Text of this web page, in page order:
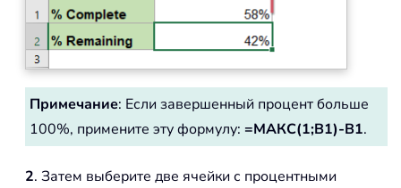
Примечание: Если завершенный процент больше
100%, примените эту формулу: =МАКС(1;B1)-B1.
2. Затем выберите две ячейки с процентными